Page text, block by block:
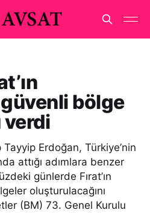
bölge
verdi
Erdoğan, Türkiye’nin
attığı adımlara benzer
günlerde Fırat’ın
oluşturulacağını
(BM) 73. Genel Kurulu